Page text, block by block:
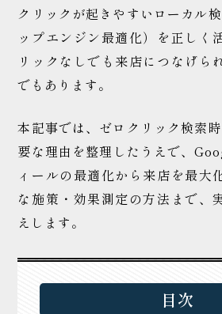
クリックが起きやすいローカル
ップエンジン最適化）を正しく
リックなしでも来店につなげら
でもあります。
本記事では、ゼロクリック検索
要な理由を整理したうえで、
ィールの最適化から来店を最大
な施策・効果測定の方法まで、
えします。
目次